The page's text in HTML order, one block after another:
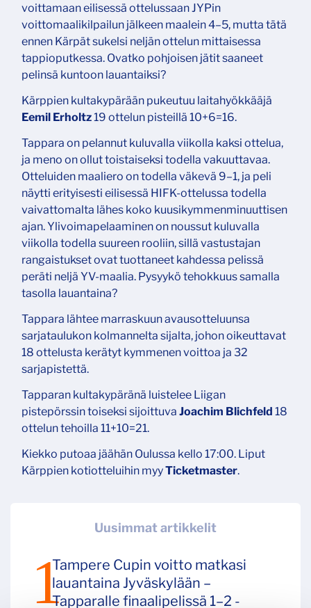
voittamaan eilisessä ottelussaan JYPin
voittomaalikilpailun jälkeen maalein 4–5, mutta tätä
ennen Kärpät sukelsi neljän ottelun mittaisessa
tappioputkessa. Ovatko pohjoisen jätit saaneet
pelinsä kuntoon lauantaiksi?
Kärppien kultakypärään pukeutuu laitahyökkääjä
Eemil Erholtz19 ottelun pisteillä 10+6=16.
Tappara on pelannut kuluvalla viikolla kaksi ottelua,
ja meno on ollut toistaiseksi todella vakuuttavaa.
Otteluiden maaliero on todella väkevä 9–1, ja peli
näytti erityisesti eilisessä HIFK-ottelussa todella
vaivattomalta lähes koko kuusikymmenminuuttisen
ajan. Ylivoimapelaaminen on noussut kuluvalla
viikolla todella suureen rooliin, sillä vastustajan
rangaistukset ovat tuottaneet kahdessa pelissä
peräti neljä YV-maalia. Pysyykö tehokkuus samalla
tasolla lauantaina?
Tappara lähtee marraskuun avausotteluunsa
sarjataulukon kolmannelta sijalta, johon oikeuttavat
18 ottelusta kerätyt kymmenen voittoa ja 32
sarjapistettä.
Tapparan kultakypäränä luistelee Liigan
pistepörssin toiseksi sijoittuva Joachim Blichfeld 18
ottelun tehoilla 11+10=21.
Kiekko putoaa jäähän Oulussa kello 17:00. Liput
Kärppien kotiotteluihin myyTicketmaster.
Uusimmat artikkelit
Tampere Cupin voitto matkasi
lauantaina Jyväskylään –
Tapparalle finaalipelissä 1–2 -